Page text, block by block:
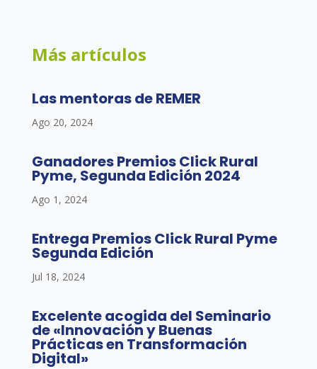
Más artículos
Las mentoras de REMER
Ago 20, 2024
Ganadores Premios Click Rural
Pyme, Segunda Edición 2024
Ago 1, 2024
Entrega Premios Click Rural Pyme
Segunda Edición
Jul 18, 2024
Excelente acogida del Seminario
de «Innovación y Buenas
Prácticas en Transformación
Digital»